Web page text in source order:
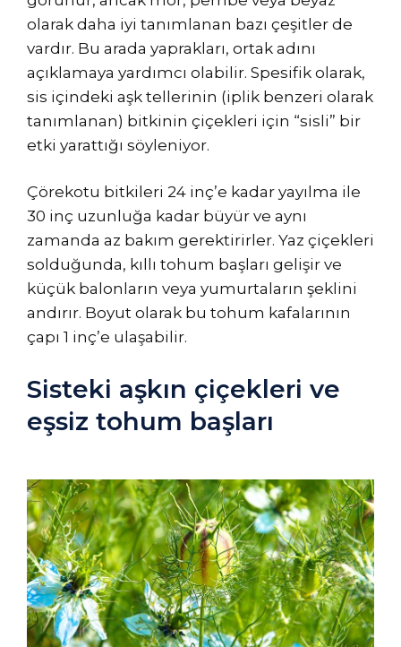
olarak daha iyi tanımlanan bazı çeşitler de
vardır. Bu arada yaprakları, ortak adını
açıklamaya yardımcı olabilir. Spesifik olarak,
sis içindeki aşk tellerinin (iplik benzeri olarak
tanımlanan) bitkinin çiçekleri için “sisli” bir
etki yarattığı söyleniyor.
Çörekotu bitkileri 24 inç’e kadar yayılma ile
30 inç uzunluğa kadar büyür ve aynı
zamanda az bakım gerektirirler. Yaz çiçekleri
solduğunda, kıllı tohum başları gelişir ve
küçük balonların veya yumurtaların şeklini
andırır. Boyut olarak bu tohum kafalarının
çapı 1 inç’e ulaşabilir.
Sisteki aşkın çiçekleri ve
eşsiz tohum başları